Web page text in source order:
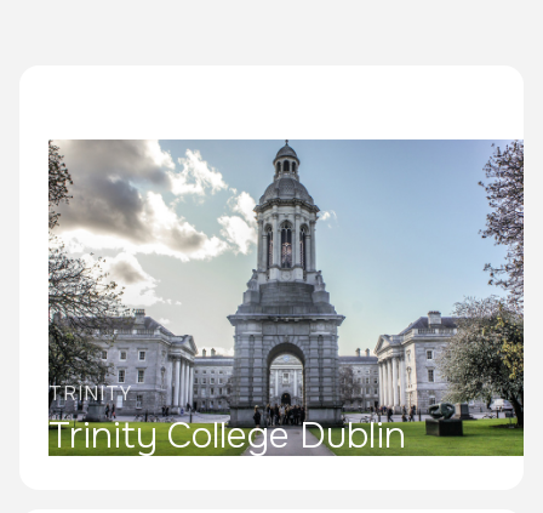
TRINITY
Trinity College Dublin